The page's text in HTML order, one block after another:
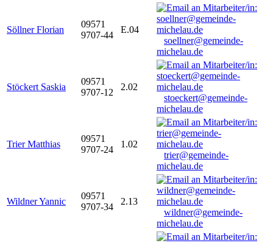
Söllner Florian
09571
9707-44
E.04
soellner@gemeinde-
michelau.de
Stöckert Saskia
09571
9707-12
2.02
stoeckert@gemeinde-
michelau.de
Trier Matthias
09571
9707-24
1.02
trier@gemeinde-
michelau.de
Wildner Yannic
09571
9707-34
2.13
wildner@gemeinde-
michelau.de